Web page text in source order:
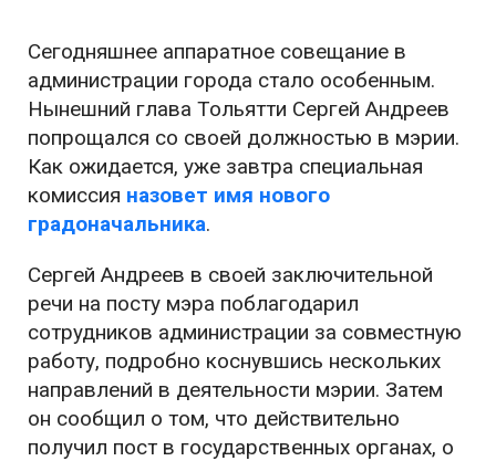
Сегодняшнее аппаратное совещание в
администрации города стало особенным.
Нынешний глава Тольятти Сергей Андреев
попрощался со своей должностью в мэрии.
Как ожидается, уже завтра специальная
комиссия назовет имя нового
градоначальника.
Сергей Андреев в своей заключительной
речи на посту мэра поблагодарил
сотрудников администрации за совместную
работу, подробно коснувшись нескольких
направлений в деятельности мэрии. Затем
он сообщил о том, что действительно
получил пост в государственных органах, о